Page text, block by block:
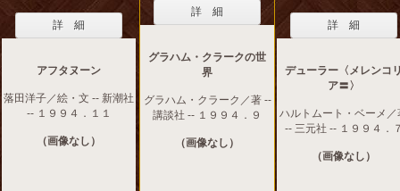
詳 細
アフタヌーン
落田洋子／絵・文 -- 新潮社
-- １９９４．１１
（画像なし）
詳 細
グラハム・クラークの世
界
グラハム・クラーク／著 --
講談社 -- １９９４．９
（画像なし）
詳 細
デューラー〈メレンコ
ア〓〉
ハルトムート・ベーメ／
-- 三元社 -- １９９４．
（画像なし）